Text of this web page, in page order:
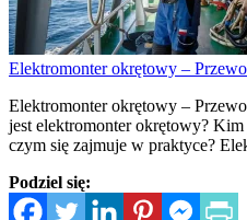
Elektromonter okrętowy –
Elektromonter okrętowy –
jest elektromonter okrętowy?
czym się zajmuje w praktyce?
Podziel się: